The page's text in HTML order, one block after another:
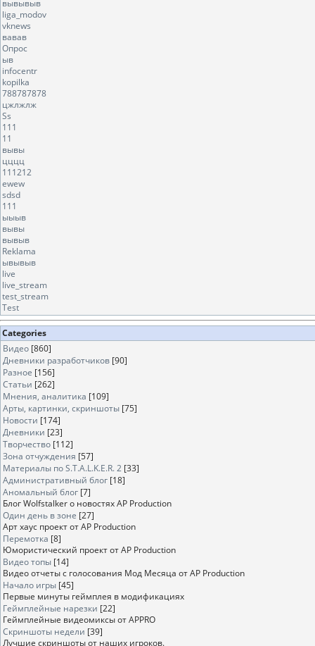
вывывыв
liga_modov
vknews
вавав
Опрос
ыв
infocentr
kopilka
788787878
цжлжлж
Ss
111
11
вывы
цццц
111212
ewew
sdsd
111
ыыыв
вывы
вывыв
Reklama
ывывыв
live
live_stream
test_stream
Test
Categories
Видео [860]
Дневники разработчиков [90]
Разное [156]
Статьи [262]
Мнения, аналитика [109]
Арты, картинки, скриншоты [75]
Новости [174]
Дневники [23]
Творчество [112]
Зона отчуждения [57]
Материалы по S.T.A.L.K.E.R. 2 [33]
Административный блог [18]
Аномальный блог [7]
Блог Wolfstalker о новостях AP Production
Один день в зоне [27]
Арт хаус проект от AP Production
Перемотка [8]
Юмористический проект от AP Production
Видео топы [14]
Видео отчеты с голосования Мод Месяца от AP Production
Начало игры [45]
Первые минуты геймплея в модификациях
Геймплейные нарезки [22]
Геймплейные видеомиксы от APPRO
Скриншоты недели [39]
Лучшие скриншоты от наших игроков.